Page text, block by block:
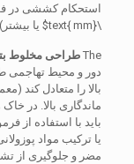
استحکام کششی در
\text{ mm}$
یا
The طراحی مخلوط
دور و محیط
بالا را متعادل کند
ماندگاری بالا. در
باید با استفاده از
یا ترکیب مواد
مضر و جلوگیری از